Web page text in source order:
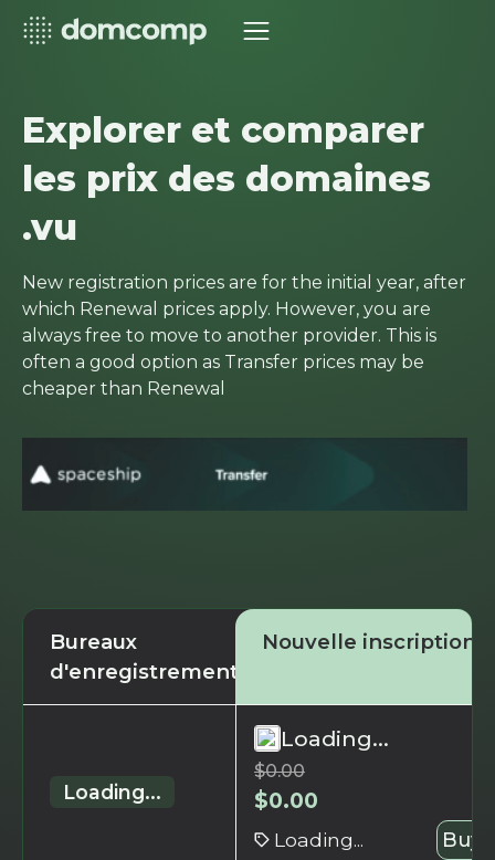
Explorer et comparer
les prix des domaines
.vu
New registration prices are for the initial year, after
which Renewal prices apply. However, you are
always free to move to another provider. This is
often a good option as Transfer prices may be
cheaper than Renewal
Bureaux
d'enregistrement
Nouvelle inscription
Loading...
Loading...
$0.00
$0.00
Loading... Buy